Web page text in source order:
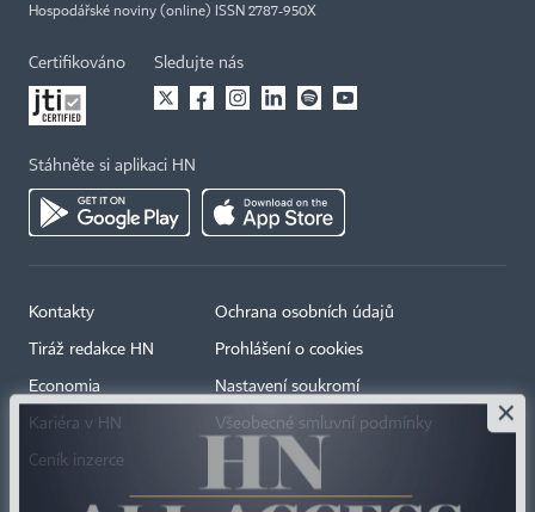
Hospodářské noviny (online) ISSN 2787-950X
Certifikováno Sledujte nás
Stáhněte si aplikaci HN
Kontakty
Tiráž redakce HN
Economia
Kariéra v HN
Ceník inzerce
Ochrana osobních údajů
Prohlášení o cookies
Nastavení soukromí
Všeobecné smluvní podmínky ×